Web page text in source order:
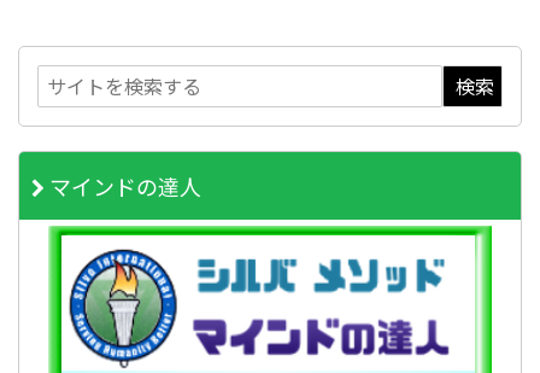
マインドの達人